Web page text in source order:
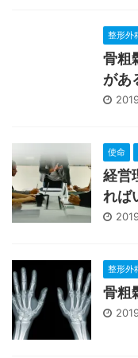
整形外
骨粗
があ
使命
経営
れば
整形外
骨粗